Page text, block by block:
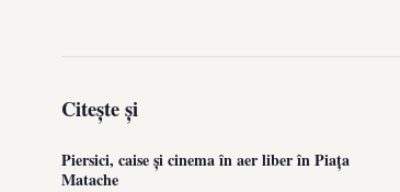
Citește și
Piersici, caise și cinema în aer liber în Piața
Matache